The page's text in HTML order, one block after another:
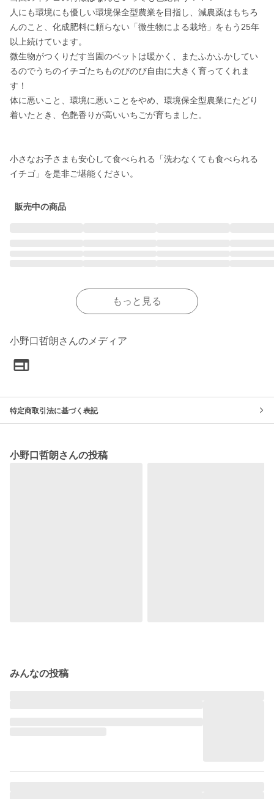
人にも環境にも優しい環境保全型農業を目指し、減農薬はもちろ
んのこと、化成肥料に頼らない「微生物による栽培」をもう25年
以上続けています。
微生物がつくりだす当園のベットは暖かく、またふかふかしてい
るのでうちのイチゴたちものびのび自由に大きく育ってくれま
す！
体に悪いこと、環境に悪いことをやめ、環境保全型農業にたどり
着いたとき、色艶香りが高いいちごが育ちました。
小さなお子さまも安心して食べられる「洗わなくても食べられる
イチゴ」を是非ご堪能ください。
販売中の商品
もっと見る
小野口哲朗さんのメディア
特定商取引法に基づく表記
小野口哲朗さんの投稿
みんなの投稿